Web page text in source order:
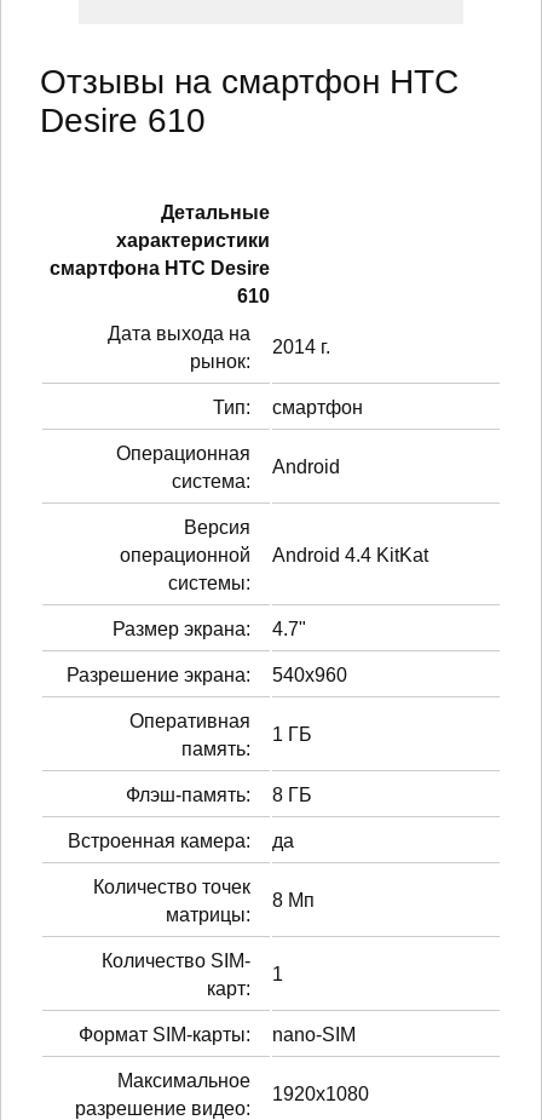
Отзывы на смартфон HTC
Desire 610
Детальные
характеристики
смартфонa HTC Desire
610
Дата выхода на
рынок:
2014 г.
Тип: смартфон
Операционная
система:
Android
Версия
операционной
системы:
Android 4.4 KitKat
Размер экрана: 4.7"
Разрешение экрана: 540x960
Оперативная
память:
1 ГБ
Флэш-память: 8 ГБ
Встроенная камера: да
Количество точек
матрицы:
8 Мп
Количество SIM-
карт:
1
Формат SIM-карты: nano-SIM
Максимальное
разрешение видео:
1920x1080